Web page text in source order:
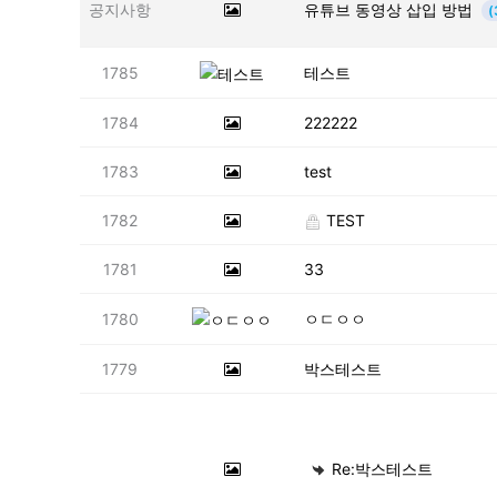
공지사항 유튜브 동영상 삽입 방법
1785 테스트
1784 222222
1783 test
1782 TEST
1781 33
1780 ㅇㄷㅇㅇ
1779 박스테스트
Re:박스테스트